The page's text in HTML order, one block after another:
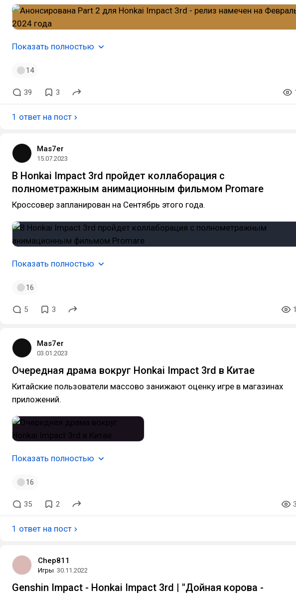
Показать полностью
14
39 3
1 ответ на пост
Mas7er
15.07.2023
В Honkai Impact 3rd пройдет коллаборация с
полнометражным анимационным фильмом Promare
Кроссовер запланирован на Сентябрь этого года.
Показать полностью
16
5 3
Mas7er
03.01.2023
Очередная драма вокруг Honkai Impact 3rd в Китае
Китайские пользователи массово занижают оценку игре в магазинах
приложений.
Показать полностью
16
35 2
1 ответ на пост
Chep811
Игры 30.11.2022
Genshin Impact - Honkai Impact 3rd | "Дойная корова -